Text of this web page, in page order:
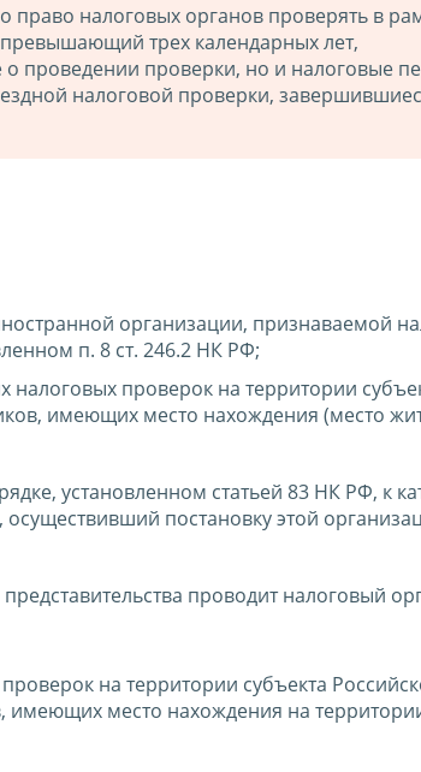
право налоговых органов проверять в
трех календарных лет,
проведении проверки, но и налоговые
налоговой проверки,
организации, признаваемой
п. 8 ст. 246.2 НК РФ;
проверок на территории
имеющих место нахождения (место
установленном статьей 83 НК РФ, к
постановку этой
проводит налоговый
на территории субъекта
место нахождения на